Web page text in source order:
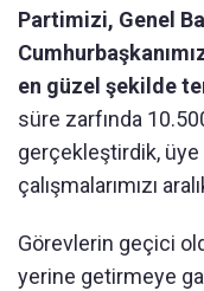
Partimizi, Genel
en güzel şekilde
süre zarfında
gerçekleştirdik,
çalışmalarımızı
Görevlerin geçici
yerine getirmeye